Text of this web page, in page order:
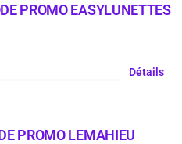
PROMO EASYLUNETTES
Détails
PROMO LEMAHIEU